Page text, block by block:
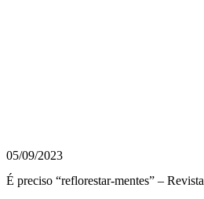
05/09/2023
É preciso “reflorestar-mentes” – Revista